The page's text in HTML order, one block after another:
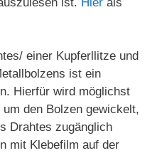
einer Kupferllitze und
ist ein
Hierfür wird möglichst
den Bolzen gewickelt,
Drahtes zugänglich
mit Klebefilm auf der